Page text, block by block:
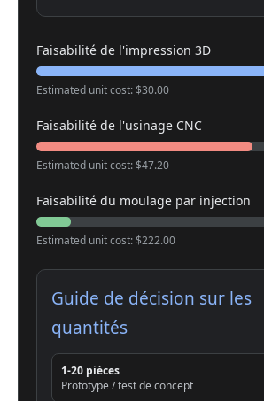
Faisabilité de l'impression 3D
Estimated unit cost: $30.00
Faisabilité de l'usinage CNC
Estimated unit cost: $47.20
Faisabilité du moulage par injection
Estimated unit cost: $222.00
Guide de décision sur les
quantités
1-20 pièces
Prototype / test de concept